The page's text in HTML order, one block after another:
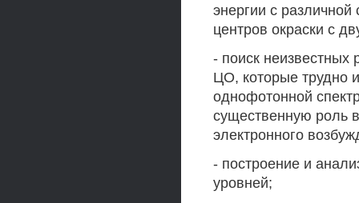
энергии с
центров окраски с
- поиск неизвестных
ЦО, которые трудно
однофотонной
существенную роль
электронного
- построение и
уровней;